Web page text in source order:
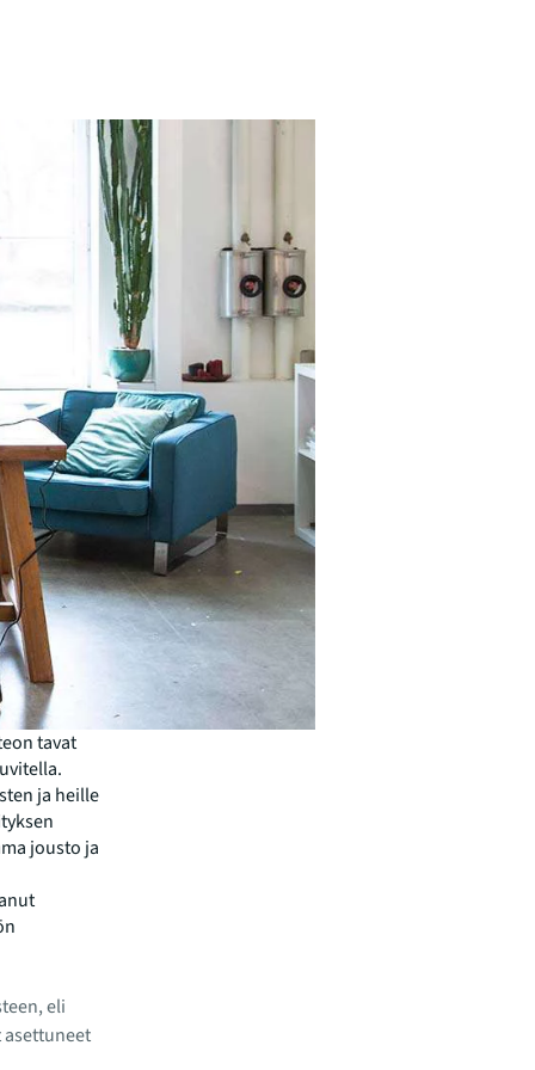
tavat
ja heille
jousto ja
eli